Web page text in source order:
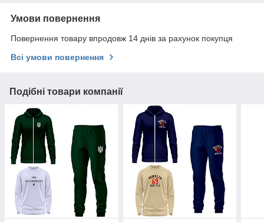
Умови повернення
Повернення товару впродовж 14 днів за рахунок покупця
Всі умови повернення
Подібні товари компанії